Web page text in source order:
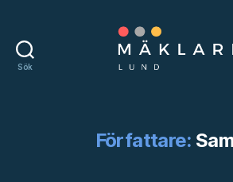
Sök
Författare: